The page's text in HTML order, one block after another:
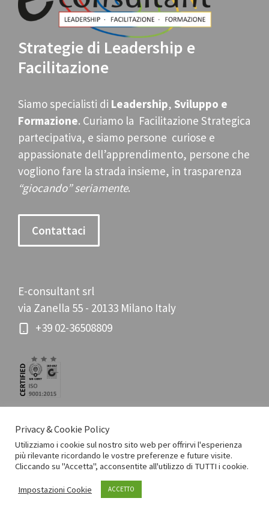
Strategie di Leadership e
Facilitazione
Siamo specialisti di Leadership, Sviluppo e
Formazione. Curiamo la Facilitazione Strategica
partecipativa, e siamo persone curiose e
appassionate dell’apprendimento, persone che
vogliono fare la strada insieme, in trasparenza
“giocando” seriamente.
Contattaci
E-consultant srl
via Zanella 55 - 20133 Milano Italy
+39 02-36508809
Privacy & Cookie Policy
Utilizziamo i cookie sul nostro sito web per offrirvi l'esperienza
più rilevante ricordando le vostre preferenze e future visite.
Cliccando su "Accetta", acconsentite all'utilizzo di TUTTI i cookie.
Impostazioni Cookie ACCETTO